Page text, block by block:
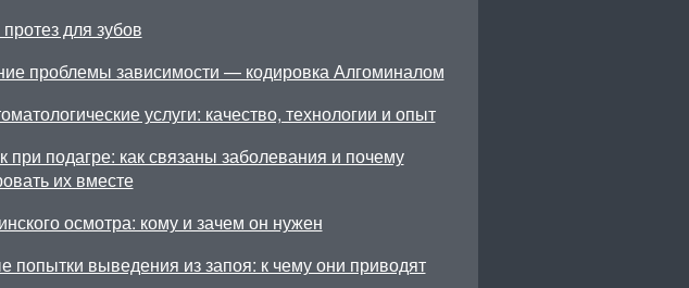
для зубов
проблемы зависимости — кодировка Алгоминалом
услуги: качество, технологии и опыт
при подагре: как связаны заболевания и почему
их вместе
осмотра: кому и зачем он нужен
попытки выведения из запоя: к чему они приводят